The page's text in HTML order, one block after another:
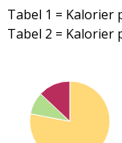
Tabel 1 = Kalorier
Tabel 2 = Kalorier